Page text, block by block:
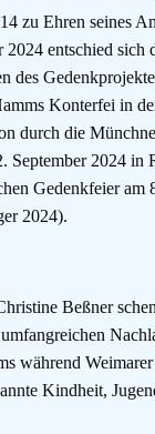
zu Ehren seines
entschied sich
des
Konterfei in
durch die
September 2024
Gedenkfeier am
2024).
Beßner
während
Kindheit,